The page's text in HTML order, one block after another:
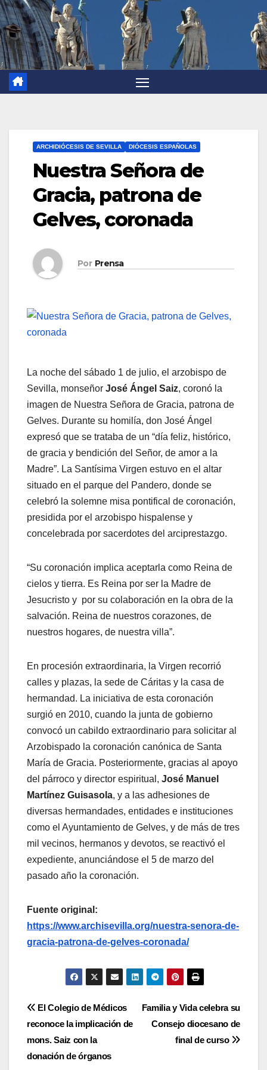
ARCHIDIÓCESIS DE SEVILLA DIÓCESIS ESPAÑOLAS
Nuestra Señora de
Gracia, patrona de
Gelves, coronada
Por Prensa
La noche del sábado 1 de julio, el arzobispo de
Sevilla, monseñor José Ángel Saiz, coronó la
imagen de Nuestra Señora de Gracia, patrona de
Gelves. Durante su homilía, don José Ángel
expresó que se trataba de un “día feliz, histórico,
de gracia y bendición del Señor, de amor a la
Madre”. La Santísima Virgen estuvo en el altar
situado en el parque del Pandero, donde se
celebró la solemne misa pontifical de coronación,
presidida por el arzobispo hispalense y
concelebrada por sacerdotes del arciprestazgo.
“Su coronación implica aceptarla como Reina de
cielos y tierra. Es Reina por ser la Madre de
Jesucristo y por su colaboración en la obra de la
salvación. Reina de nuestros corazones, de
nuestros hogares, de nuestra villa”.
En procesión extraordinaria, la Virgen recorrió
calles y plazas, la sede de Cáritas y la casa de
hermandad. La iniciativa de esta coronación
surgió en 2010, cuando la junta de gobierno
convocó un cabildo extraordinario para solicitar al
Arzobispado la coronación canónica de Santa
María de Gracia. Posteriormente, gracias al apoyo
del párroco y director espiritual, José Manuel
Martínez Guisasola, y a las adhesiones de
diversas hermandades, entidades e instituciones
como el Ayuntamiento de Gelves, y de más de tres
mil vecinos, hermanos y devotos, se reactivó el
expediente, anunciándose el 5 de marzo del
pasado año la coronación.
Fuente original:
https://www.archisevilla.org/nuestra-senora-de-
gracia-patrona-de-gelves-coronada/
Navegación
de
entradas
Familia y Vida celebra su
Consejo diocesano de
final de curso
El Colegio de Médicos
reconoce la implicación de
mons. Saiz con la
donación de órganos